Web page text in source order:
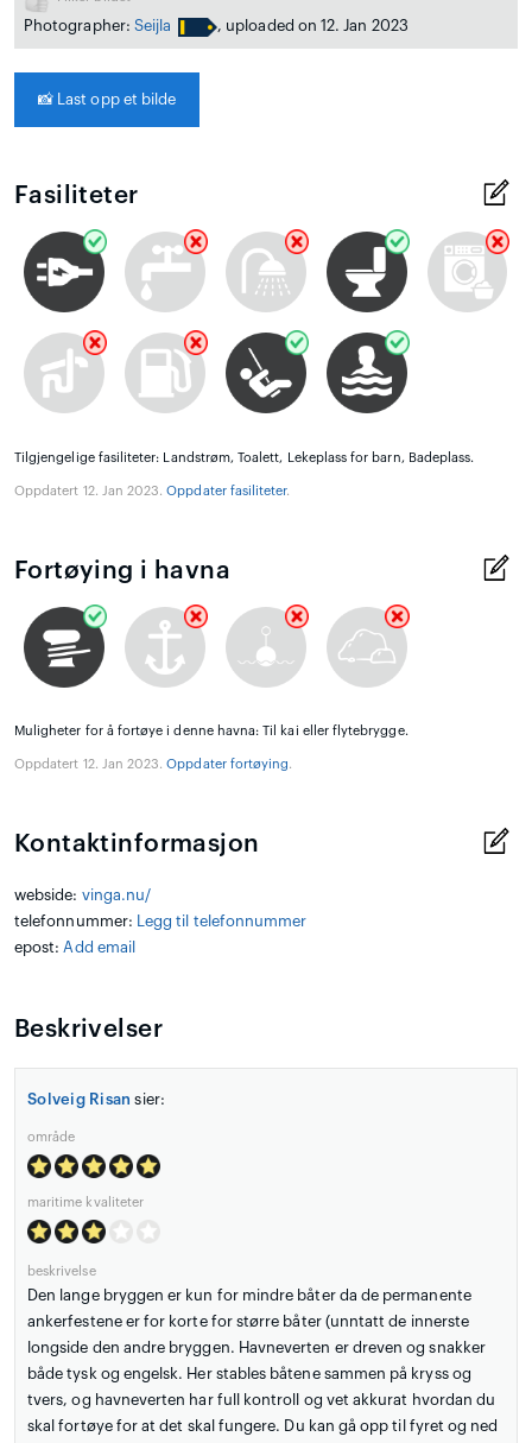
Photographer: Seijla , uploaded on 12. Jan 2023
📸 Last opp et bilde
Fasiliteter
Tilgjengelige fasiliteter: Landstrøm, Toalett, Lekeplass for barn, Badeplass.
Oppdatert 12. Jan 2023.Oppdater fasiliteter.
Fortøying i havna
Muligheter for å fortøye i denne havna: Til kai eller flytebrygge.
Oppdatert 12. Jan 2023.Oppdater fortøying.
Kontaktinformasjon
webside: vinga.nu/
telefonnummer:
Legg til telefonnummer
epost: Add email
Beskrivelser
Solveig Risan sier:
område
maritime kvaliteter
beskrivelse
Den lange bryggen er kun for mindre båter da de permanente
ankerfestene er for korte for større båter (unntatt de innerste
longside den andre bryggen. Havneverten er dreven og snakker
både tysk og engelsk. Her stables båtene sammen på kryss og
tvers, og havneverten har full kontroll og vet akkurat hvordan du
skal fortøye for at det skal fungere. Du kan gå opp til fyret og ned